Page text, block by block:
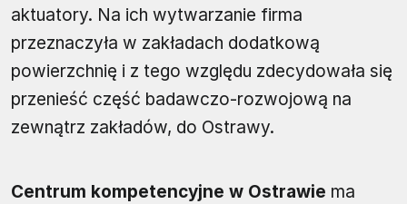
aktuatory. Na ich wytwarzanie firma
przeznaczyła w zakładach dodatkową
powierzchnię i z tego względu zdecydowała się
przenieść część badawczo-rozwojową na
zewnątrz zakładów, do Ostrawy.
Centrum kompetencyjne w Ostrawie ma